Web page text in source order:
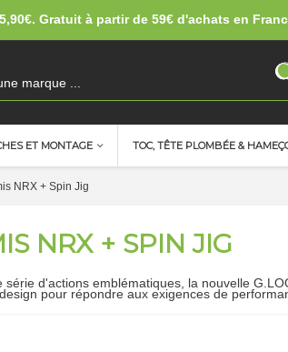
Gratuit à partir de 59€ d'achats en
ET MONTAGE TOC, TÊTE PLOMBÉE &
NRX + Spin Jig
NRX + SPIN JIG
d'actions emblématiques, la nouvelle
pour répondre aux exigences de